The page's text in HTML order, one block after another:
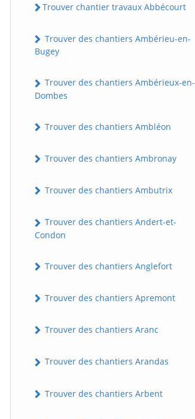
Trouver chantier travaux Abbécourt
Trouver des chantiers Ambérieu-en-
Bugey
Trouver des chantiers Ambérieux-en-
Dombes
Trouver des chantiers Ambléon
Trouver des chantiers Ambronay
Trouver des chantiers Ambutrix
Trouver des chantiers Andert-et-
Condon
Trouver des chantiers Anglefort
Trouver des chantiers Apremont
Trouver des chantiers Aranc
Trouver des chantiers Arandas
Trouver des chantiers Arbent